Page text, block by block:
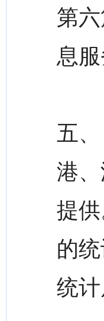
第
息
五
港
提
的
统计